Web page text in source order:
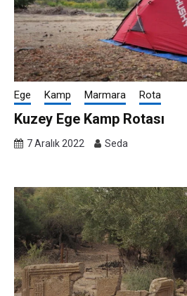
Ege Kamp Marmara Rota
Kuzey Ege Kamp Rotası
7 Aralık 2022 Seda